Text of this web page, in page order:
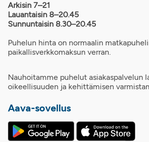
Arkisin 7–21
Lauantaisin 8–20.45
Sunnuntaisin 8.30–20.45
Puhelun hinta on normaalin
paikallisverkkomaksun verran.
Nauhoitamme puhelut asiakaspalvelun
oikeellisuuden ja kehittämisen
Aava-sovellus